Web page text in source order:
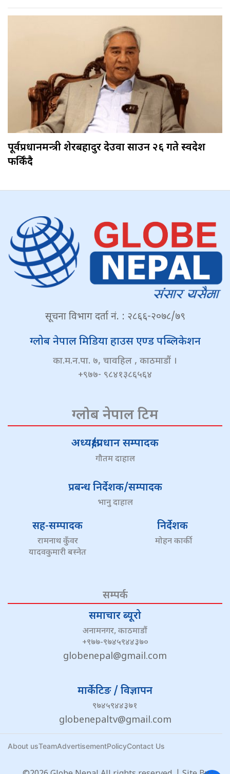
पूर्वप्रधानमन्त्री शेरबहादुर देउवा साउन २६ गते स्वदेश
फर्किँदै
सूचना विभाग दर्ता नं. : २८६६-२०७८/७९
ग्लोब नेपाल मिडिया हाउस एण्ड पब्लिकेशन
का.म.न.पा. ७, चावहिल , काठमाडौं ।
+९७७- ९८४१३८६५६४
ग्लोब नेपाल टिम
अध्यक्ष/प्रधान सम्पादक
गौतम दाहाल
प्रबन्ध निर्देशक/सम्पादक
भानु दाहाल
सह-सम्पादक
रामनाथ कुँवर
यादवकुमारी बस्नेत
निर्देशक
मोहन कार्की
सम्पर्क
समाचार ब्यूरो
अनामनगर, काठमाडौं
+९७७-९७४५९४४३७०
globenepal@gmail.com
मार्केटिङ / विज्ञापन
९७४५९४४३७१
globenepaltv@gmail.com
About usTeamAdvertisementPolicyContact Us